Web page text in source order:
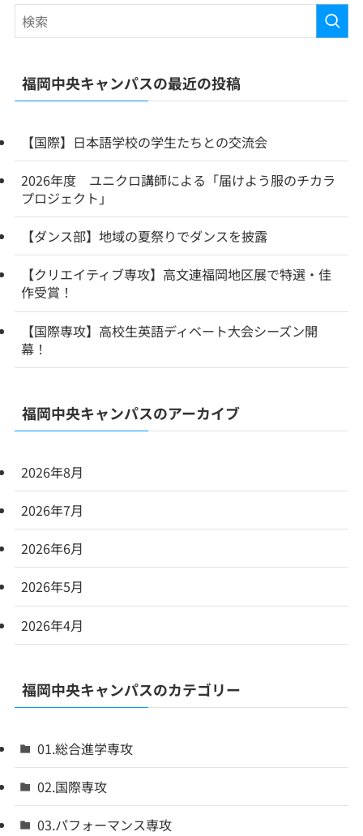
福岡中央キャンパスの最近の投稿
【国際】日本語学校の学生たちとの交流会
2026年度 ユニクロ講師による「届けよう服のチカラ
プロジェクト」
【ダンス部】地域の夏祭りでダンスを披露
【クリエイティブ専攻】高文連福岡地区展で特選・佳
作受賞！
【国際専攻】高校生英語ディベート大会シーズン開
幕！
福岡中央キャンパスのアーカイブ
2026年8月
2026年7月
2026年6月
2026年5月
2026年4月
福岡中央キャンパスのカテゴリー
01.総合進学専攻
02.国際専攻
03.パフォーマンス専攻